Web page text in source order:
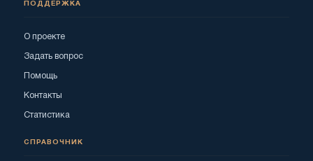
ПОДДЕРЖКА
О проекте
Задать вопрос
Помощь
Контакты
Статистика
СПРАВОЧНИК